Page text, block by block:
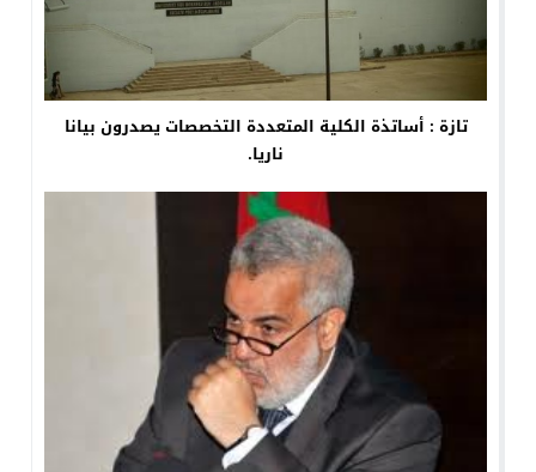
تازة : أساتذة الكلية المتعددة التخصصات يصدرون بيانا
ناريا.